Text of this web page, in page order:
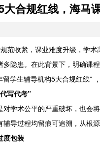
合规红线，海马
范收紧，课业难度升级，学
隐患。在此背景下，明确课
学生辅导机构5大合规红线”
写代考”
学术公平的严重破坏，也会
导过程均留痕可追溯，从根
度包装